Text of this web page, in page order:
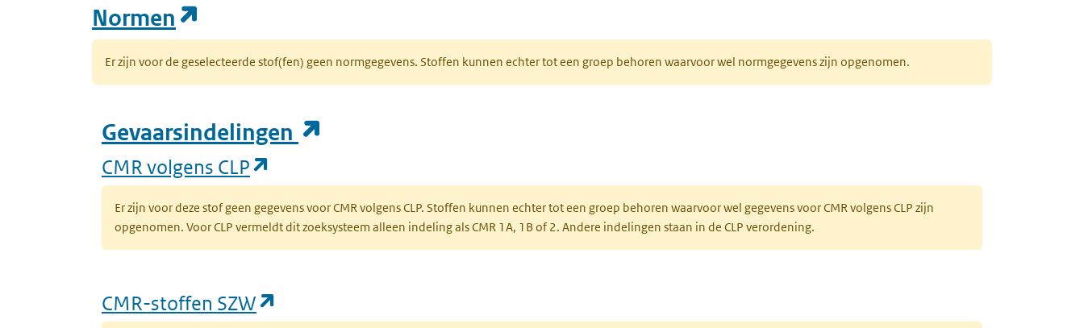
Normen
Er zijn voor de geselecteerde stof(fen) geen normgegevens. Stoffen kunnen echter tot een groep behoren waarvoor wel normgegevens zijn opgenomen.
Gevaarsindelingen
CMR volgens CLP
Er zijn voor deze stof geen gegevens voor CMR volgens CLP. Stoffen kunnen echter tot een groep behoren waarvoor wel gegevens voor CMR volgens CLP zijn
opgenomen. Voor CLP vermeldt dit zoeksysteem alleen indeling als CMR 1A, 1B of 2. Andere indelingen staan in de CLP verordening.
CMR-stoffen SZW